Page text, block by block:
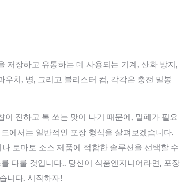
저장하고 유통하는 데 사용되는 기계, 산화 방지,
치, 병, 그리고 블리스터 컵, 각각은 충전 밀봉
진하고 톡 쏘는 맛이 나기 때문에, 밀폐가 필요
에서는 일반적인 포장 형식을 살펴보겠습니다.
토마토 소스 제품에 적합한 솔루션을 선택할 수
다룰 것입니다.. 당신이 식품엔지니어라면, 포장
니다. 시작하자!